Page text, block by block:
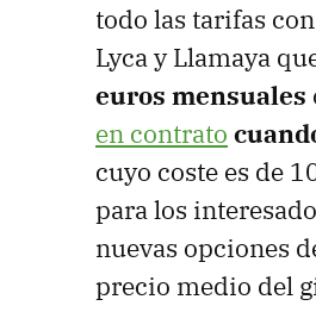
todo las tarifas
Lyca y Llamaya
euros mensuales
en contrato
cuyo coste es de
para los
nuevas opciones
precio medio del